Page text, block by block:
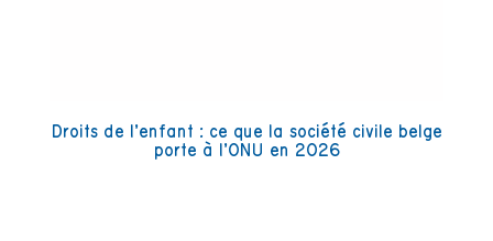
Droits de l’enfant : ce que la société civile belge
porte à l’ONU en 2026